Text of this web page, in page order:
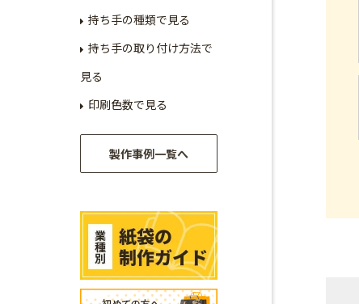
持ち手の種類で見る
持ち手の取り付け方法で
見る
印刷色数で見る
製作事例一覧へ